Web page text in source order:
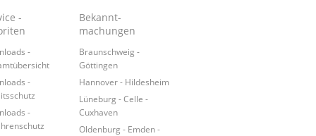
-
-
-
-
Bekannt-
machungen
Braunschweig -
Göttingen
Hannover - Hildesheim
Lüneburg - Celle -
Cuxhaven
Oldenburg - Emden -